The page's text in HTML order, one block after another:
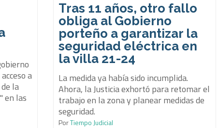
a
la
en las
Tras 11 años, otro fallo
obliga al Gobierno
porteño a garantizar la
seguridad eléctrica en
la villa 21-24
La medida ya había sido incumplida.
Ahora, la Justicia exhortó para retomar el
trabajo en la zona y planear medidas de
seguridad.
PorTiempo Judicial